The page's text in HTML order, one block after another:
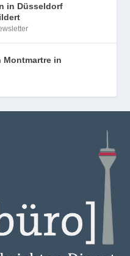
in Düsseldorf
Montmartre in